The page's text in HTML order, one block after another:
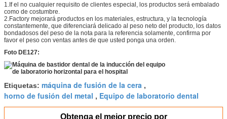
1.If el no cualquier requisito de clientes especial, los productos será embalado
como de costumbre.
2.Factory mejorará productos en los materiales, estructura, y la tecnología
constantemente, que diferenciará delicado al peso neto del producto, los datos
bondadosos del peso de la nota para la referencia solamente, confirma por
favor el peso con ventas antes de que usted ponga una orden.
Foto DE127:
Etiquetas: máquina de fusión de la cera ,
horno de fusión del metal , Equipo de laboratorio dental
Obtenga el mejor precio por